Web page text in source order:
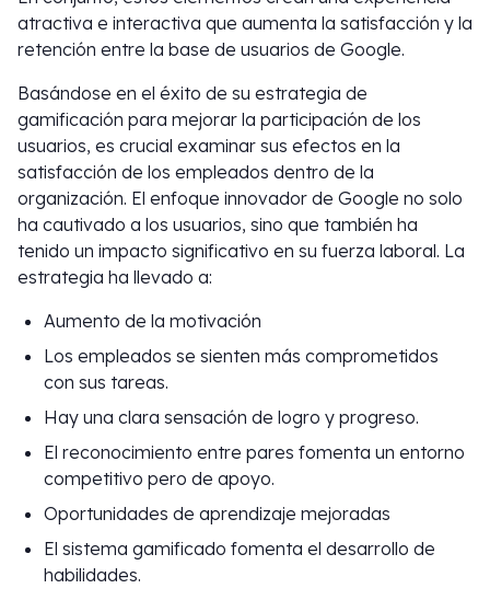
atractiva e interactiva que aumenta la satisfacción y la
retención entre la base de usuarios de Google.
Basándose en el éxito de su estrategia de
gamificación para mejorar la participación de los
usuarios, es crucial examinar sus efectos en la
satisfacción de los empleados dentro de la
organización. El enfoque innovador de Google no solo
ha cautivado a los usuarios, sino que también ha
tenido un impacto significativo en su fuerza laboral. La
estrategia ha llevado a:
Aumento de la motivación
Los empleados se sienten más comprometidos
con sus tareas.
Hay una clara sensación de logro y progreso.
El reconocimiento entre pares fomenta un entorno
competitivo pero de apoyo.
Oportunidades de aprendizaje mejoradas
El sistema gamificado fomenta el desarrollo de
habilidades.